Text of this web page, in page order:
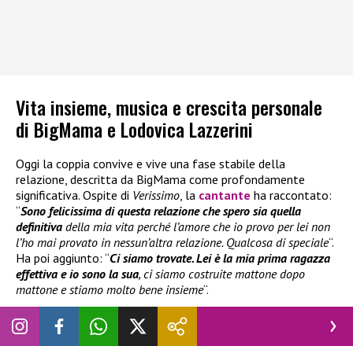
Vita insieme, musica e crescita personale
di BigMama e Lodovica Lazzerini
Oggi la coppia convive e vive una fase stabile della
relazione, descritta da BigMama come profondamente
significativa. Ospite di Verissimo, la cantante ha raccontato:
“Sono felicissima di questa relazione che spero sia quella
definitiva della mia vita perché l’amore che io provo per lei non
l’ho mai provato in nessun’altra relazione. Qualcosa di speciale“.
Ha poi aggiunto: “Ci siamo trovate. Lei è la mia prima ragazza
effettiva e io sono la sua, ci siamo costruite mattone dopo
mattone e stiamo molto bene insieme“.
Il legame si riflette anche nella collaborazione artistica e
nella quotidianità: le due lavorano insieme ai brani, vivono